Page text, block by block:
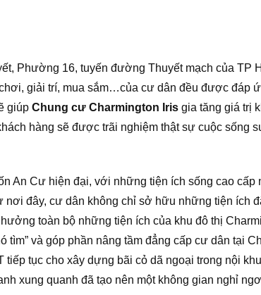
Phường 16, tuyến đường Thuyết mạch của TP
giải trí, mua sắm…của cư dân đều được đáp
giúp Chung cư Charmington Iris gia tăng giá trị
hàng sẽ được trãi nghiệm thật sự cuộc sống
An Cư hiện đại, với những tiện ích sống cao cấp
đây, cư dân không chỉ sở hữu những tiện ích
toàn bộ những tiện ích của khu đô thị
và góp phần nâng tầm đẳng cấp cư dân tại
tục cho xây dựng bãi cỏ dã ngoại trong nội
xung quanh đã tạo nên một không gian nghỉ